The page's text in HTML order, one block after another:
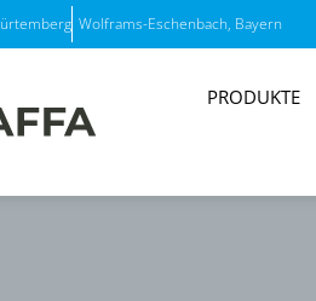
Wolframs-Eschenbach, Bayern
PRODUKTE